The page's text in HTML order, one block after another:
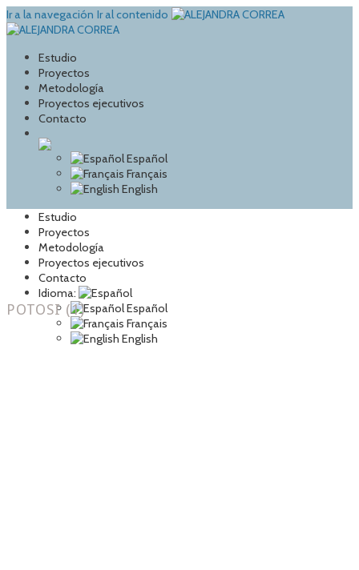
Ir a la navegación Ir al contenido
Estudio
Proyectos
Metodología
Proyectos ejecutivos
Contacto
Español
Français
English
Estudio
Proyectos
Metodología
Proyectos ejecutivos
Contacto
Idioma:
Español
Français
English
POTOSI (1)